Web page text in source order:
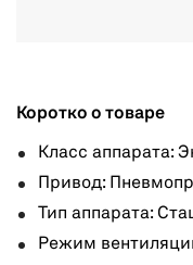
Коротко о товаре
Класс аппарата:
Привод:
Тип аппарата:
Режим